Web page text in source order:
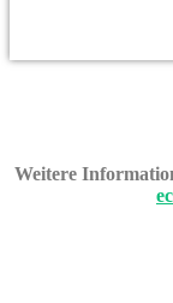
Weitere